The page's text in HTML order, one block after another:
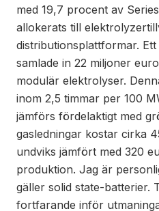
med 19,7 procent av
allokerats till
distributionsplattformar.
samlade in 22 miljoner
modulär elektrolyser.
inom 2,5 timmar per 100
jämförs fördelaktigt med
gasledningar kostar cirka
undviks jämfört med 320
produktion. Jag är
gäller solid state-batterier.
fortfarande inför